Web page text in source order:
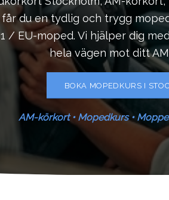
får du en tydlig och trygg
/ EU-moped. Vi hjälper dig
hela vägen mot ditt
BOKA MOPEDKURS I
AM-körkort • Mopedkurs •